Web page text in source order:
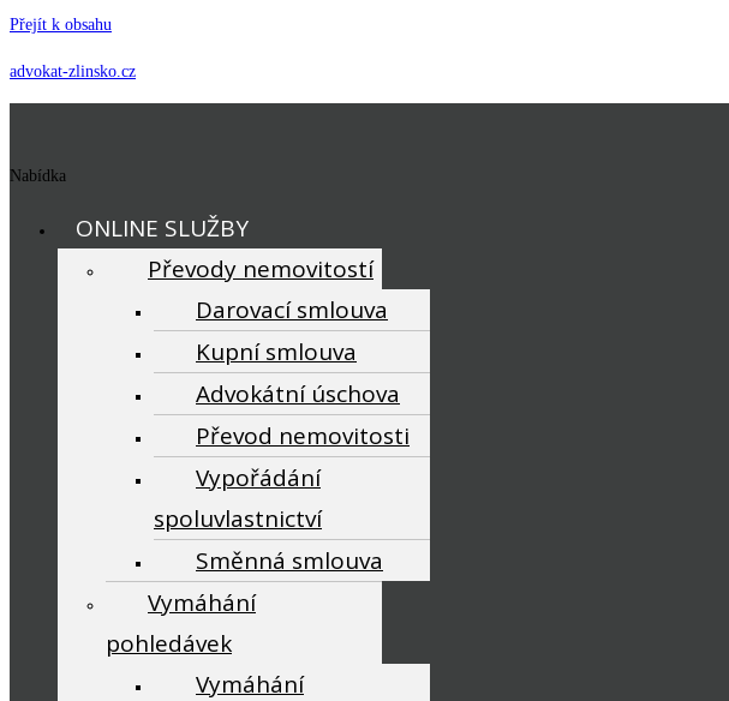
Přejít k obsahu
advokat-zlinsko.cz
Nabídka
ONLINE SLUŽBY
Převody nemovitostí
Darovací smlouva
Kupní smlouva
Advokátní úschova
Převod nemovitosti
Vypořádání
spoluvlastnictví
Směnná smlouva
Vymáhání
pohledávek
Vymáhání